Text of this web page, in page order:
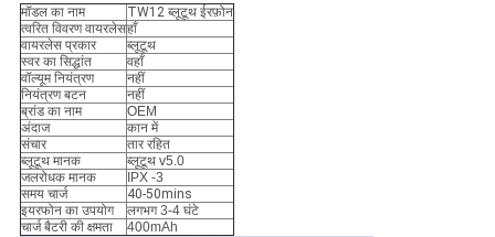
मॉडल का नाम
TW12 ब्लूटूथ ईरफ़ोन
त्वरित विवरण वायरलेसहाँ
वायरलेस प्रकार
ब्लूटूथ
स्वर का सिद्धांत
वहाँ
वॉल्यूम नियंत्रण
नहीं
नियंत्रण बटन
नहीं
ब्रांड का नाम
OEM
अंदाज
कान में
संचार
तार रहित
ब्लूटूथ मानक
ब्लूटूथ v5.0
जलरोधक मानक
IPX -3
समय चार्ज
40-50mins
इयरफोन का उपयोग
लगभग 3-4 घंटे
चार्ज बैटरी की क्षमता
400mAh